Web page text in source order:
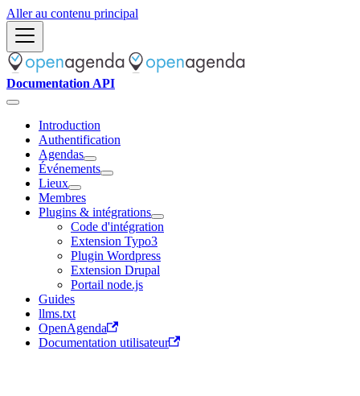
Aller au contenu principal
Documentation API
Introduction
Authentification
Agendas
Événements
Lieux
Membres
Plugins & intégrations
Code d'intégration
Extension Typo3
Plugin Wordpress
Extension Drupal
Portail node.js
Guides
llms.txt
OpenAgenda
Documentation utilisateur